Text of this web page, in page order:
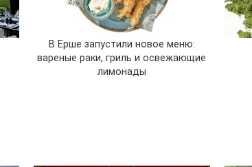
В Ерше запустили новое меню:
вареные раки, гриль и освежающие
лимонады